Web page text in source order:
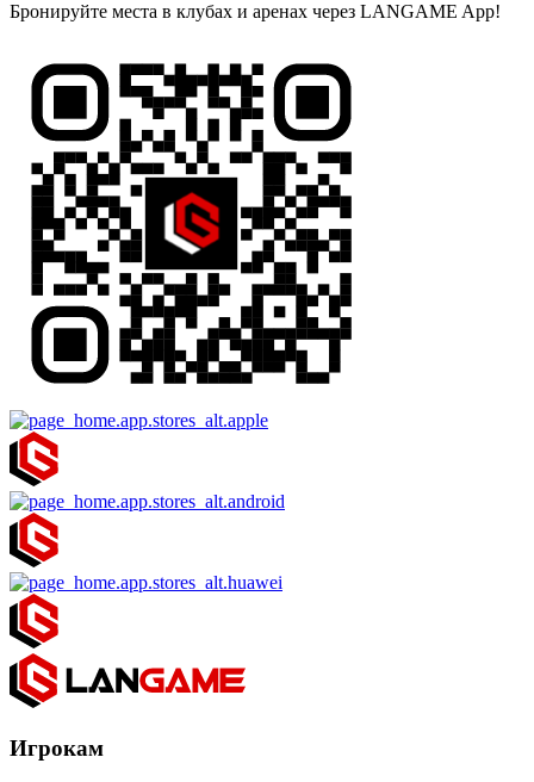
Бронируйте места в клубах и аренах через LANGAME App!
Игрокам